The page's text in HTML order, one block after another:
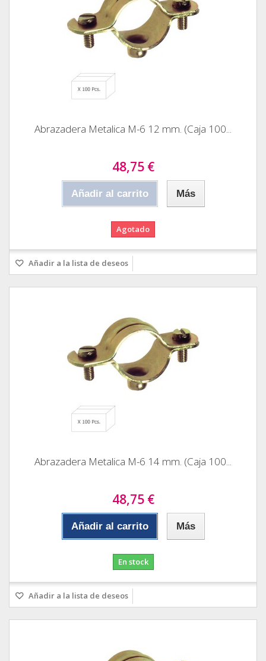
Abrazadera Metalica M-6 12 mm. (Caja 100...
48,75 €
Añadir al carrito Más
Agotado
Añadir a la lista de deseos
Abrazadera Metalica M-6 14 mm. (Caja 100...
48,75 €
Añadir al carrito Más
En stock
Añadir a la lista de deseos